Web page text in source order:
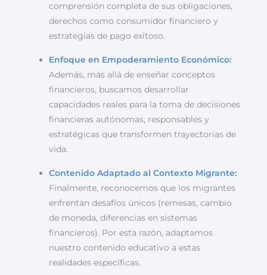
comprensión completa de sus obligaciones,
derechos como consumidor financiero y
estrategias de pago exitoso.
Enfoque en Empoderamiento Económico:
Además, más allá de enseñar conceptos
financieros, buscamos desarrollar
capacidades reales para la toma de decisiones
financieras autónomas, responsables y
estratégicas que transformen trayectorias de
vida.
Contenido Adaptado al Contexto Migrante:
Finalmente, reconocemos que los migrantes
enfrentan desafíos únicos (remesas, cambio
de moneda, diferencias en sistemas
financieros). Por esta razón, adaptamos
nuestro contenido educativo a estas
realidades específicas.